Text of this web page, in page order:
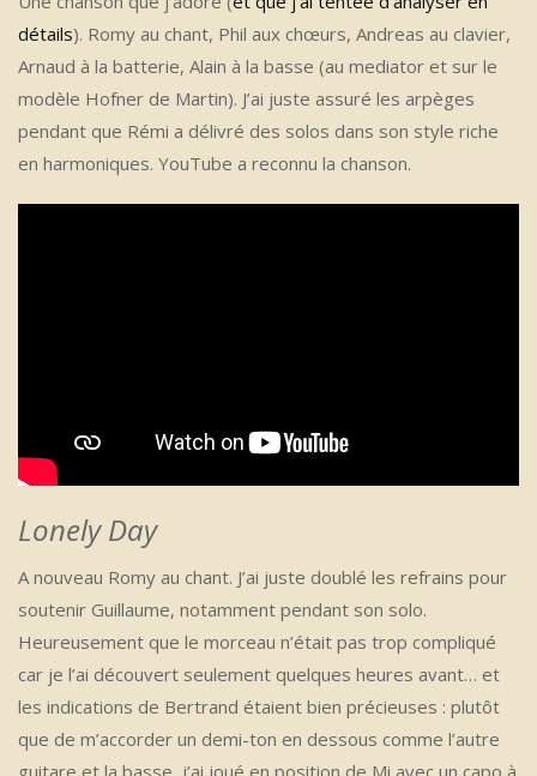
détails). Romy au chant, Phil aux chœurs, Andreas au clavier,
Arnaud à la batterie, Alain à la basse (au mediator et sur le
modèle Hofner de Martin). J’ai juste assuré les arpèges
pendant que Rémi a délivré des solos dans son style riche
en harmoniques. YouTube a reconnu la chanson.
Lonely Day
A nouveau Romy au chant. J’ai juste doublé les refrains pour
soutenir Guillaume, notamment pendant son solo.
Heureusement que le morceau n’était pas trop compliqué
car je l’ai découvert seulement quelques heures avant… et
les indications de Bertrand étaient bien précieuses : plutôt
que de m’accorder un demi-ton en dessous comme l’autre
guitare et la basse, j’ai joué en position de Mi avec un capo à